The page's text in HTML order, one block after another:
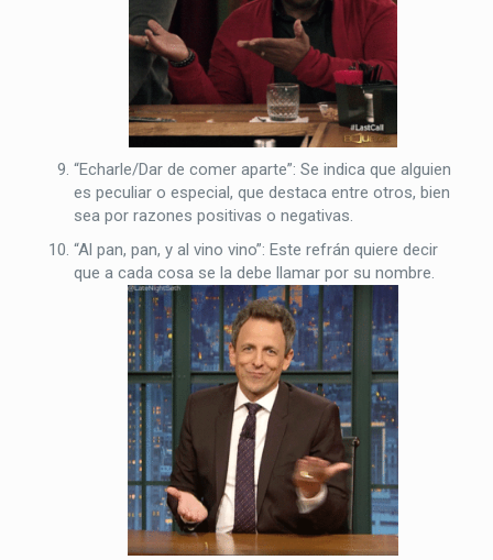
“Echarle/Dar de comer aparte”: Se indica que alguien
es peculiar o especial, que destaca entre otros, bien
sea por razones positivas o negativas.
“Al pan, pan, y al vino vino”: Este refrán quiere decir
que a cada cosa se la debe llamar por su nombre.